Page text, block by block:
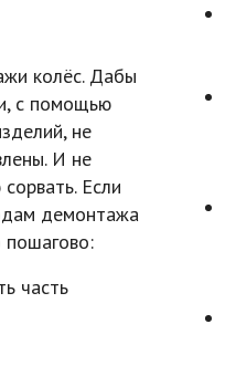
колёс. Дабы
с помощью
не
И не
Если
демонтажа
пошагово:
часть